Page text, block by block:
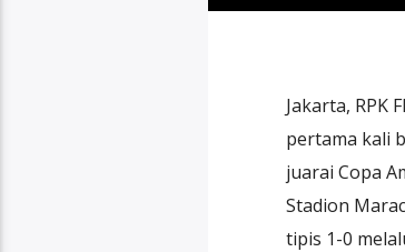
Jakarta, RPK
pertama kali
juarai Copa
Stadion
tipis 1-0